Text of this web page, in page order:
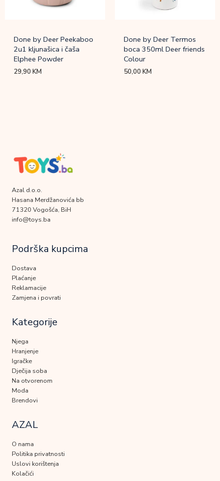
Done by Deer Peekaboo
2u1 kljunašica i čaša
Elphee Powder
29,90KM
Done by Deer Termos
boca 350ml Deer friends
Colour
50,00KM
Azal d.o.o.
Hasana Merdžanovića bb
71320 Vogošća, BiH
info@toys.ba
Podrška kupcima
Dostava
Plaćanje
Reklamacije
Zamjena i povrati
Kategorije
Njega
Hranjenje
Igračke
Dječija soba
Na otvorenom
Moda
Brendovi
AZAL
O nama
Politika privatnosti
Uslovi korištenja
Kolačići